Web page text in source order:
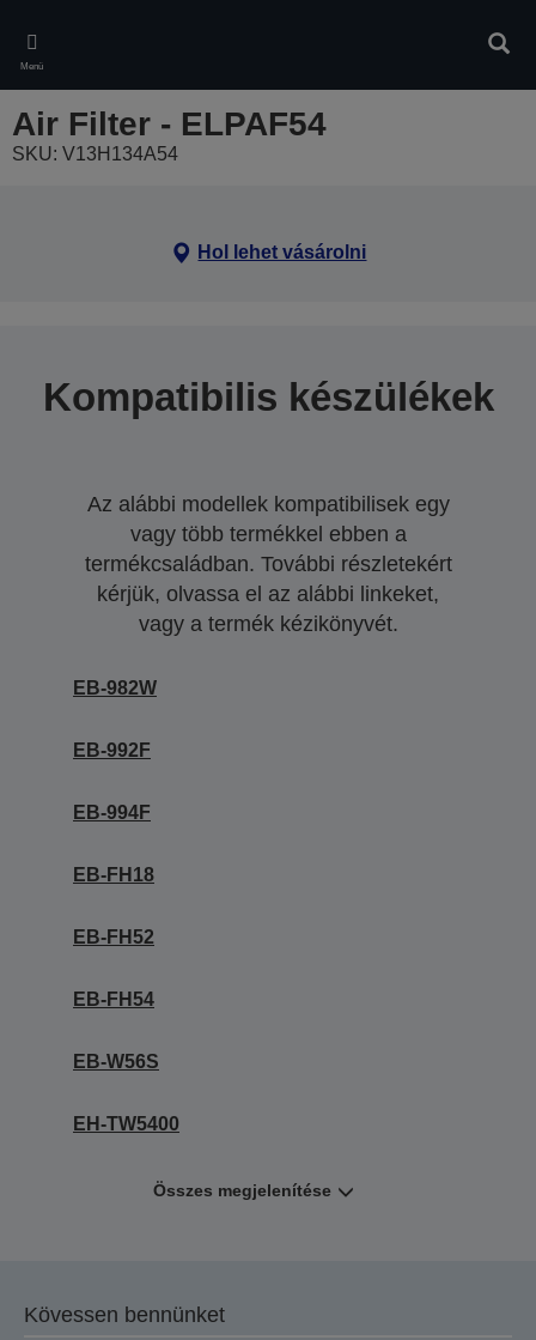
main
content
Menü
Air Filter - ELPAF54
SKU: V13H134A54
Hol lehet vásárolni
Kompatibilis készülékek
Az alábbi modellek kompatibilisek egy
vagy több termékkel ebben a
termékcsaládban. További részletekért
kérjük, olvassa el az alábbi linkeket,
vagy a termék kézikönyvét.
EB-982W
EB-992F
EB-994F
EB-FH18
EB-FH52
EB-FH54
EB-W56S
EH-TW5400
Összes megjelenítése
Kövessen bennünket